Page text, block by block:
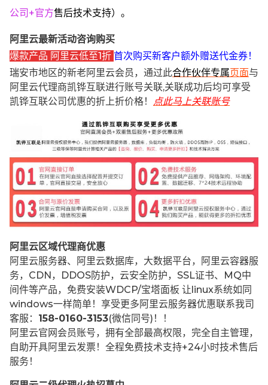
公司+官方售后技术支持）。
阿里云最新活动咨询购买
爆款产品 阿里云低至1折 首次购买新客户额外赠送代金券！
瑞安市地区的新老阿里云会员，通过此合作伙伴专属页面与
阿里云代理商凯铧互联进行账号关联,关联成功后均可享受
凯铧互联公司优惠的折上折价格！
点此马上关联账号
阿里云区域代理商优惠
阿里云服务器、阿里云数据库，大数据平台，阿里云容器服
务，CDN，DDOS防护，云安全防护，SSL证书、MQ中
间件等产品，免费安装WDCP/宝塔面板 让 linux系统如同
windows一样简单！享受更多阿里云服务器优惠联系我司
客服： 158-0160-3153(微信同号)！！
阿里云官网会员账号，拥有全部最高权限，完全自主管理，
自助开具阿里云发票！全程免费技术支持+24小时技术售后
服务！